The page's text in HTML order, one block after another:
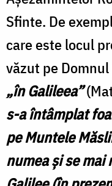
Sfinte. De
care este locul
văzut pe
„în Galileea”
s-a întâmplat
pe Muntele
numea și se mai